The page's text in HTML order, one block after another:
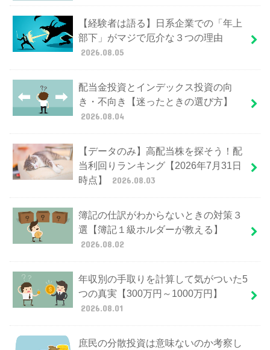
【経験者は語る】日系企業での「年上
部下」がマジで厄介な３つの理由
2026.08.05
配当金投資とインデックス投資の向
き・不向き【迷ったときの選び方】
2026.08.04
【データのみ】高配当株を探そう！配
当利回りランキング【2026年7月31日
時点】
2026.08.03
簿記の仕訳がわからないときの対策３
選【簿記１級ホルダーが教える】
2026.08.02
年収別の手取りを計算して気がついた5
つの真実【300万円～1000万円】
2026.08.01
庶民の分散投資は意味ないのか考察し